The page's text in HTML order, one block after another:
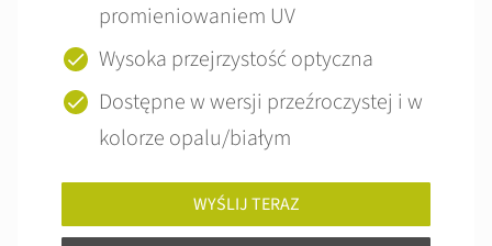
promieniowaniem UV
Wysoka przejrzystość optyczna
Dostępne w wersji przeźroczystej i w
kolorze opalu/białym
WYŚLIJ TERAZ